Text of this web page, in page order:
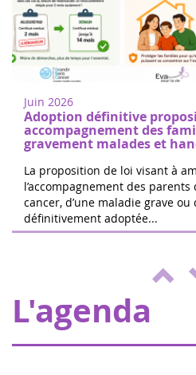
Juin 2026
Adoption définitive
accompagnement des
gravement malades et
La proposition de loi visant à
l’accompagnement des parents
cancer, d’une maladie grave ou
définitivement adoptée...
L'agenda
18
juin
2022
Donne di
Cammina o
sul cancro
in loco. Il 100%
04
Le 24 ore di
Il team di
attività a
ENVOL, a